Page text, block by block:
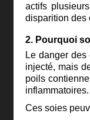
actifs
disparition des
2. Pourquoi
Le danger
injecté, mais
poils
inflammatoires.
Ces soies